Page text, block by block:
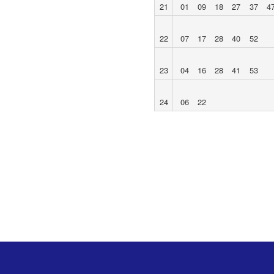
21 01 09 18 27 37
22 07 17 28 40 52
23 04 16 28 41 53
24 06 22